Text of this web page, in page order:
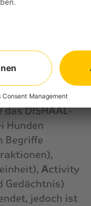
von
sein.
DISHAAL-
Hunden
Begriffe
Activity
Gedächtnis)
jedoch ist